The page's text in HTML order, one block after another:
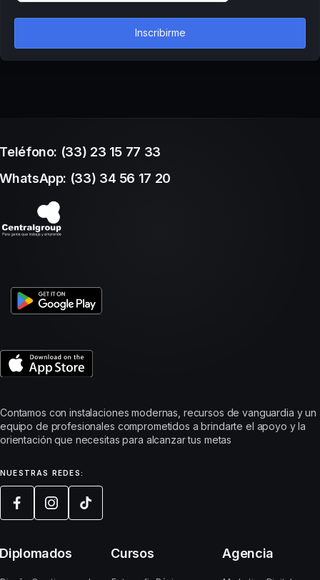
Inscribirme
Teléfono: (33) 23 15 77 33
WhatsApp: (33) 34 56 17 20
Contamos con instalaciones modernas, recursos de vanguardia y un
equipo de profesionales comprometidos a brindarte el apoyo y la
orientación que necesitas para alcanzar tus metas
NUESTRAS REDES:
Diplomados Cursos Agencia